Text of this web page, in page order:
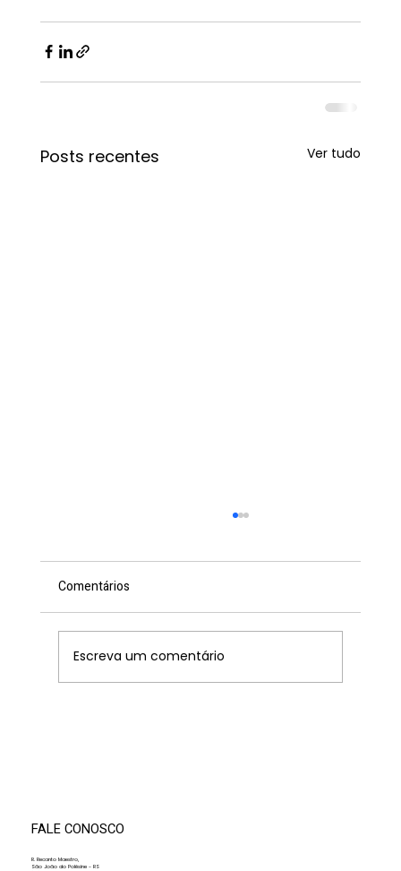
Posts recentes Ver tudo
Comentários
Escreva um comentário
FALE CONOSCO
R. Recanto Maestro,
São João do Polêsine - RS